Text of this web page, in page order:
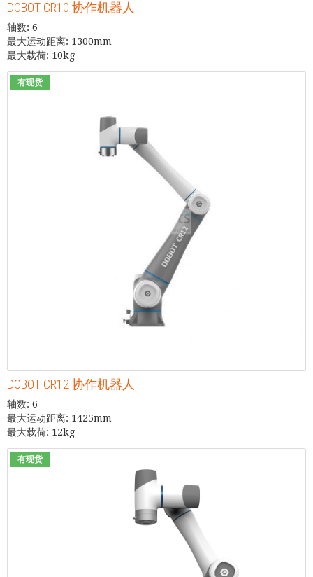
DOBOT CR10 协作机器人
轴数: 6
最大运动距离: 1300mm
最大载荷: 10kg
有现货
DOBOT CR12 协作机器人
轴数: 6
最大运动距离: 1425mm
最大载荷: 12kg
有现货